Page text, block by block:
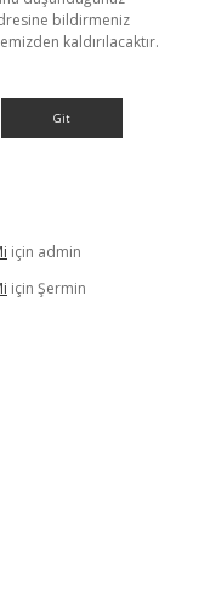
bildirmeniz
kaldırılacaktır.
için admin
için Şermin